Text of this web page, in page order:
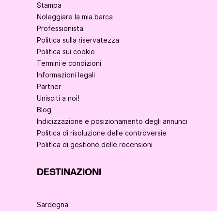
Stampa
Noleggiare la mia barca
Professionista
Politica sulla riservatezza
Politica sui cookie
Termini e condizioni
Informazioni legali
Partner
Unisciti a noi!
Blog
Indicizzazione e posizionamento degli annunci
Politica di risoluzione delle controversie
Politica di gestione delle recensioni
DESTINAZIONI
Sardegna